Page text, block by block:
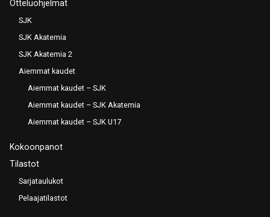
Otteluohjelmat
SJK
SJK Akatemia
SJK Akatemia 2
Aiemmat kaudet
Aiemmat kaudet – SJK
Aiemmat kaudet – SJK Akatemia
Aiemmat kaudet – SJK U17
Kokoonpanot
Tilastot
Sarjataulukot
Pelaajatilastot